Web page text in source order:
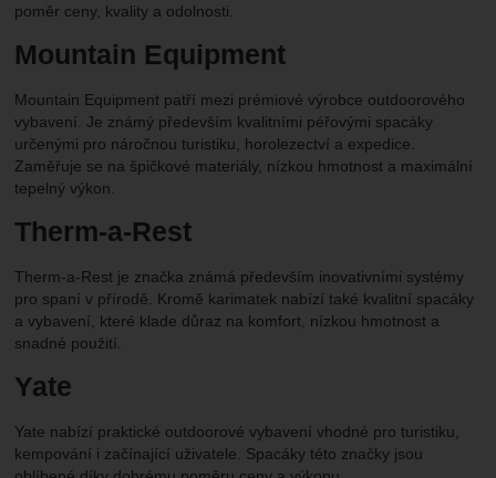
poměr ceny, kvality a odolnosti.
Mountain Equipment
Mountain Equipment patří mezi prémiové výrobce outdoorového
vybavení. Je známý především kvalitními péřovými spacáky
určenými pro náročnou turistiku, horolezectví a expedice.
Zaměřuje se na špičkové materiály, nízkou hmotnost a maximální
tepelný výkon.
Therm-a-Rest
Therm-a-Rest je značka známá především inovativními systémy
pro spaní v přírodě. Kromě karimatek nabízí také kvalitní spacáky
a vybavení, které klade důraz na komfort, nízkou hmotnost a
snadné použití.
Yate
Yate nabízí praktické outdoorové vybavení vhodné pro turistiku,
kempování i začínající uživatele. Spacáky této značky jsou